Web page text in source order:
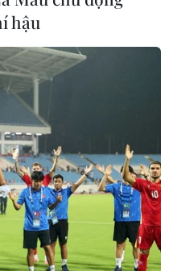
tình
Lan
du lịch
khai
hậu